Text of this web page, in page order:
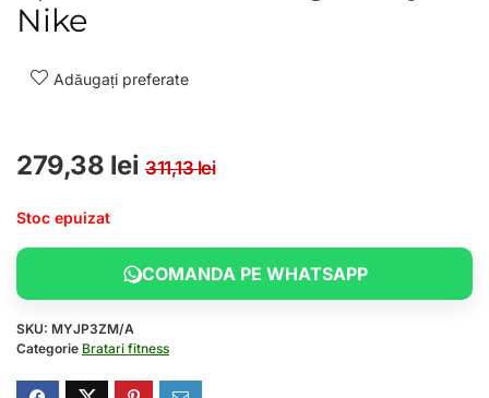
Nike
Adăugați preferate
311,13leiPrețul inițial a fost:
279,38 lei Prețul curent este:
Stoc epuizat
COMANDA PE WHATSAPP
SKU: MYJP3ZM/A
Categorie Bratari fitness